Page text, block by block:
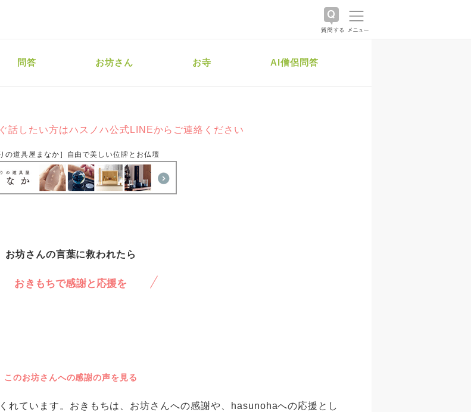
問答 お坊さん お寺 AI僧侶問答
話したい方はハスノハ公式LINEからご連絡ください
の道具屋まなか］自由で美しい位牌とお仏壇
お坊さんの言葉に救われたら
おきもちで感謝と応援を
このお坊さんへの感謝の声を見る
れています。おきもちは、お坊さんへの感謝や、hasunohaへの応援とし